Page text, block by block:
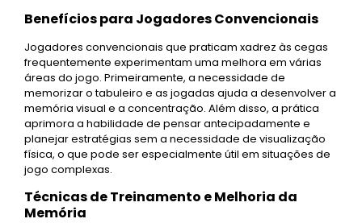
Benefícios para Jogadores Convencionais
Jogadores convencionais que praticam xadrez às cegas
frequentemente experimentam uma melhora em várias
áreas do jogo. Primeiramente, a necessidade de
memorizar o tabuleiro e as jogadas ajuda a desenvolver a
memória visual e a concentração. Além disso, a prática
aprimora a habilidade de pensar antecipadamente e
planejar estratégias sem a necessidade de visualização
física, o que pode ser especialmente útil em situações de
jogo complexas.
Técnicas de Treinamento e Melhoria da
Memória